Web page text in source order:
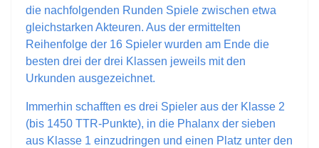
die nachfolgenden Runden Spiele zwischen etwa
gleichstarken Akteuren. Aus der ermittelten
Reihenfolge der 16 Spieler wurden am Ende die
besten drei der drei Klassen jeweils mit den
Urkunden ausgezeichnet.
Immerhin schafften es drei Spieler aus der Klasse 2
(bis 1450 TTR-Punkte), in die Phalanx der sieben
aus Klasse 1 einzudringen und einen Platz unter den